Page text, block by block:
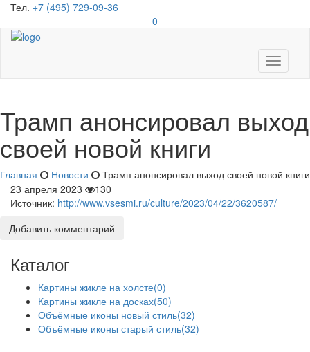
Тел. +7 (495) 729-09-36
0
Toggle
Трамп анонсировал выход
своей новой книги
Главная Новости
Трамп анонсировал выход своей новой книги
23 апреля 2023
130
Источник: http://www.vsesmi.ru/culture/2023/04/22/3620587/
Добавить комментарий
Каталог
Картины жикле на холсте(0)
Картины жикле на досках(50)
Объёмные иконы новый стиль(32)
Объёмные иконы старый стиль(32)